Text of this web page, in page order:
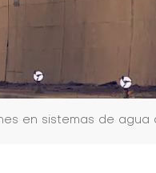
en sistemas de agua